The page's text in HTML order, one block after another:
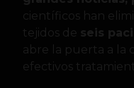
científicos han
tejidos de seis
abre la puerta a la
efectivos